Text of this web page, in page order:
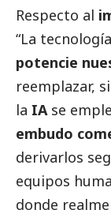
Respecto al
“La
potencie
reemplazar,
la IAse
embudo
derivarlos
equipos
donde